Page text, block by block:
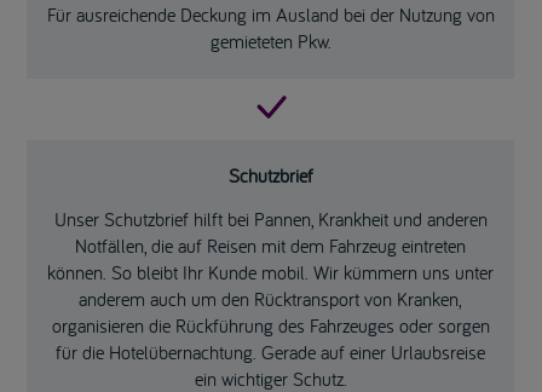
Für ausreichende Deckung im Ausland bei der Nutzung von
gemieteten Pkw.
Schutzbrief
Unser Schutzbrief hilft bei Pannen, Krankheit und anderen
Notfällen, die auf Reisen mit dem Fahrzeug eintreten
können. So bleibt Ihr Kunde mobil. Wir kümmern uns unter
anderem auch um den Rücktransport von Kranken,
organisieren die Rückführung des Fahrzeuges oder sorgen
für die Hotelübernachtung. Gerade auf einer Urlaubsreise
ein wichtiger Schutz.